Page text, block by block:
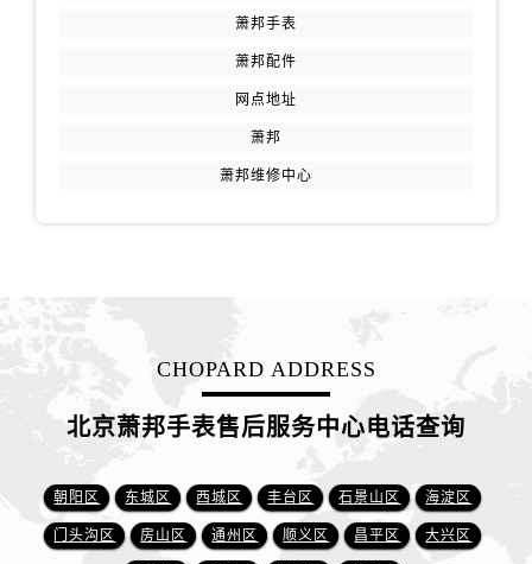
萧邦手表
萧邦配件
网点地址
萧邦
萧邦维修中心
CHOPARD ADDRESS
北京萧邦手表售后服务中心电话查询
朝阳区 东城区 西城区 丰台区 石景山区 海淀区
门头沟区 房山区 通州区 顺义区 昌平区 大兴区